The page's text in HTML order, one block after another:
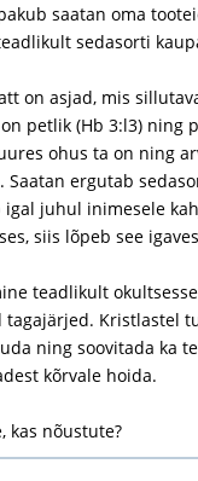
saatan oma
sedasorti
on asjad, mis
petlik (Hb 3:l3) ning
ohus ta on ning
ergutab
igal juhul inimesele
siis lõpeb see
teadlikult
tagajärjed. Kristlastel
ning soovitada ka
kõrvale hoida.
kas nõustute?